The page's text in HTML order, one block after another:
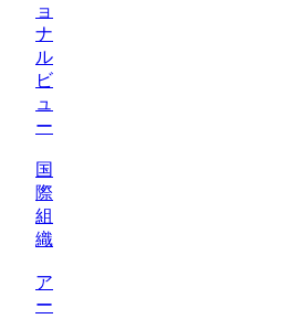
ョ
ナ
ル
ビ
ュ
ー
国
際
組
織
ア
ー